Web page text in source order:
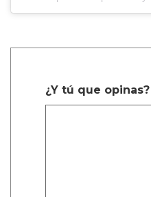
¿Y tú que opinas?